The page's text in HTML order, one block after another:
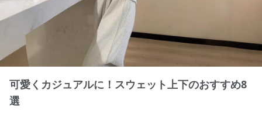
可愛くカジュアルに！スウェット上下のおすすめ8
選